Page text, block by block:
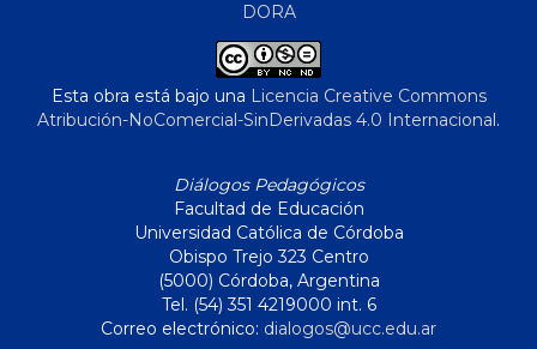
DORA
Esta obra está bajo una Licencia Creative Commons
Atribución-NoComercial-SinDerivadas 4.0 Internacional.
Diálogos Pedagógicos
Facultad de Educación
Universidad Católica de Córdoba
Obispo Trejo 323 Centro
(5000) Córdoba, Argentina
Tel. (54) 351 4219000 int. 6
Correo electrónico: dialogos@ucc.edu.ar